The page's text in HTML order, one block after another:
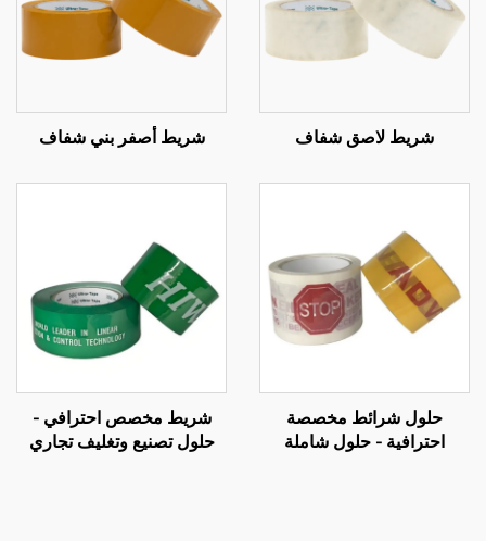
شريط لاصق شفاف شريط أصفر بني شفاف
حلول شرائط مخصصة
احترافية - حلول شاملة
شريط مخصص احترافي -
حلول تصنيع وتغليف تجاري